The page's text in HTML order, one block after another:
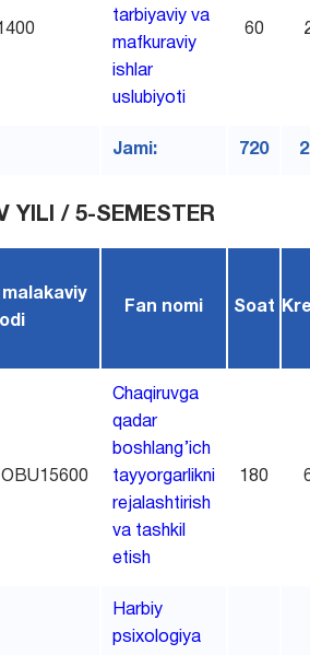
tarbiyaviy va
mafkuraviy
ishlar
uslubiyoti
60
Jami: 720
YILI / 5-SEMESTER
Fan nomi Soat
Chaqiruvga
qadar
boshlang’ich
tayyorgarlikni
rejalashtirish
va tashkil
etish
180
Harbiy
psixologiya